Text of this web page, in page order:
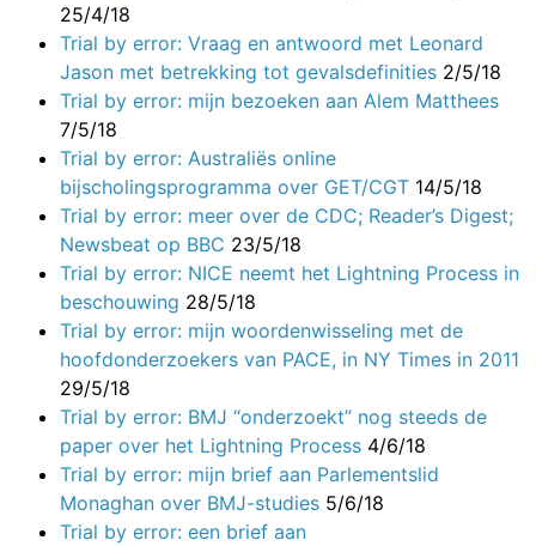
25/4/18
Trial by error: Vraag en antwoord met Leonard
Jason met betrekking tot gevalsdefinities 2/5/18
Trial by error: mijn bezoeken aan Alem Matthees
7/5/18
Trial by error: Australiës online
bijscholingsprogramma over GET/CGT 14/5/18
Trial by error: meer over de CDC; Reader’s Digest;
Newsbeat op BBC 23/5/18
Trial by error: NICE neemt het Lightning Process in
beschouwing 28/5/18
Trial by error: mijn woordenwisseling met de
hoofdonderzoekers van PACE, in NY Times in 2011
29/5/18
Trial by error: BMJ “onderzoekt” nog steeds de
paper over het Lightning Process 4/6/18
Trial by error: mijn brief aan Parlementslid
Monaghan over BMJ-studies 5/6/18
Trial by error: een brief aan